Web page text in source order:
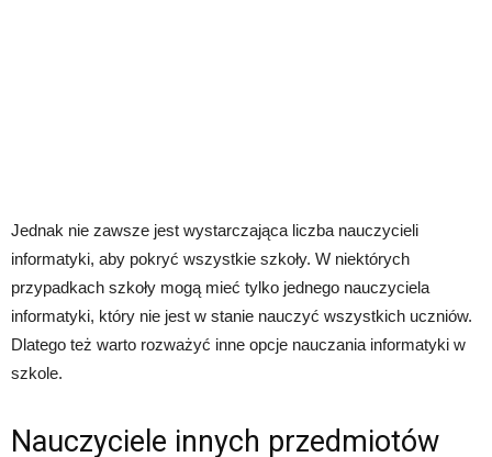
Jednak nie zawsze jest wystarczająca liczba nauczycieli
informatyki, aby pokryć wszystkie szkoły. W niektórych
przypadkach szkoły mogą mieć tylko jednego nauczyciela
informatyki, który nie jest w stanie nauczyć wszystkich uczniów.
Dlatego też warto rozważyć inne opcje nauczania informatyki w
szkole.
Nauczyciele innych przedmiotów